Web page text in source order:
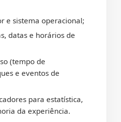
e sistema operacional;
datas e horários de
(tempo de
e eventos de
para estatística,
da experiência.